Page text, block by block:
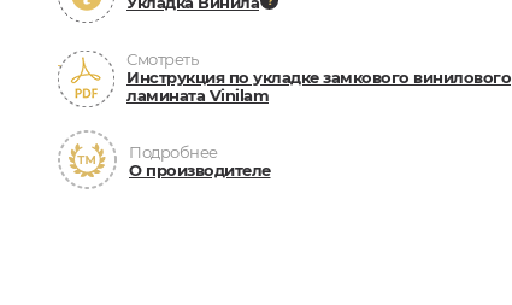
Смотреть
Инструкция по укладке замкового винилового
ламината Vinilam
Подробнее
О производителе